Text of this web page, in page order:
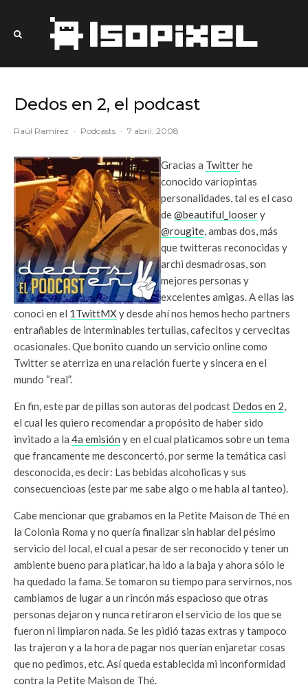
Dedos en 2, el podcast
Raúl Ramírez · Podcasts · 7 abril, 2008
Gracias a Twitterhe
conocido variopintas
personalidades, tal es el caso
de@beautiful_loosery
@rougite, ambas dos, más
que twitteras reconocidas y
archi desmadrosas, son
mejores personas y
excelentes amigas. A ellas las
conoci en el 1TwittMXy desde ahí nos hemos hecho partners
entrañables de interminables tertulias, cafecitos y cervecitas
ocasionales. Que bonito cuando un servicio online como
Twitter se aterriza en una relación fuerte y sincera en el
mundo “real”.
En fin, este par de pillas son autoras del podcast Dedos en 2,
el cual les quiero recomendar a propósito de haber sido
invitado a la 4a emisión y en el cual platicamos sobre un tema
que francamente me desconcertó, por serme la temática casi
desconocida, es decir: Las bebidas alcoholicas y sus
consecuencioas (este par me sabe algo o me habla al tanteo).
Cabe mencionar que grabamos en la Petite Maison de Thé en
la Colonia Roma y no quería finalizar sin hablar del pésimo
servicio del local, el cual a pesar de ser reconocido y tener un
ambiente bueno para platicar, ha ido a la baja y ahora sólo le
ha quedado la fama. Se tomaron su tiempo para servirnos, nos
cambiamos de lugar a un rincón más espacioso que otras
personas dejaron y nunca retiraron el servicio de los que se
fueron ni limpiaron nada. Se les pidió tazas extras y tampoco
las trajeron y a la hora de pagar nos querían enjaretar cosas
que no pedimos, etc. Así queda establecida mi inconformidad
contra la Petite Maison de Thé.